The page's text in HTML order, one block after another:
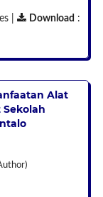
| Download :
Alat